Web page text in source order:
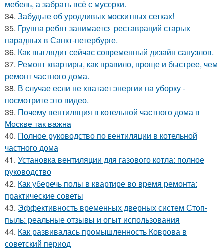
мебель, а забрать всё с мусорки.
34. Забудьте об уродливых москитных сетках!
35. Группа ребят занимается реставраций старых
парадных в Санкт-петербурге.
36. Как выглядит сейчас современный дизайн санузлов.
37. Ремонт квартиры, как правило, проще и быстрее, чем
ремонт частного дома.
38. В случае если не хватает энергии на уборку -
посмотрите это видео.
39. Почему вентиляция в котельной частного дома в
Москве так важна
40. Полное руководство по вентиляции в котельной
частного дома
41. Установка вентиляции для газового котла: полное
руководство
42. Как уберечь полы в квартире во время ремонта:
практические советы
43. Эффективность временных дверных систем Стоп-
пыль: реальные отзывы и опыт использования
44. Как развивалась промышленность Коврова в
советский период